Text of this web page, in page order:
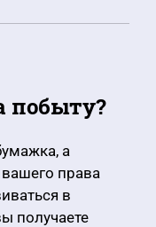
побыту?
а
права
в
получаете